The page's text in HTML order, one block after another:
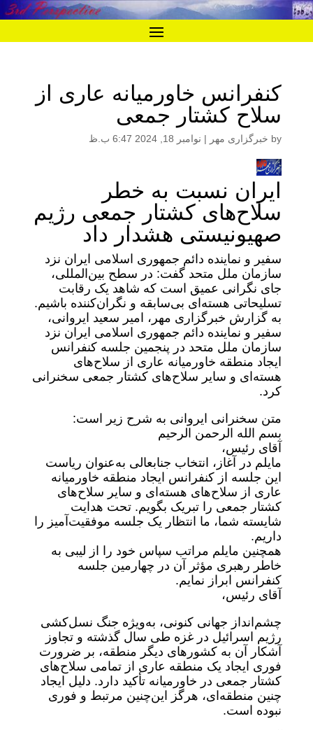
کنفرانس خاورمیانه عاری از
سلاح کشتار جمعی
by خبرگزاری مهر | نوامبر 18, 2024 6:47 ب.ظ
ایران نسبت به خطر
سلاح‌های کشتار جمعی رژیم
صهیونیستی هشدار داد
سفیر و نماینده دائم جمهوری اسلامی ایران نزد
سازمان ملل متحد گفت: در سطح بین‌المللی،
جای نگرانی عمیق است که شاهد یک رقابت
تسلیحاتی هسته‌ای بی‌سابقه و نگران‌کننده باشیم.
به گزارش خبرگزاری مهر، امیر سعید ایروانی،
سفیر و نماینده دائم جمهوری اسلامی ایران نزد
سازمان ملل متحد در پنجمین جلسه کنفرانس
ایجاد منطقه خاورمیانه عاری از سلاح‌های
هسته‌ای و سایر سلاح‌های کشتار جمعی سخنرانی
کرد.
متن سخنرانی ایروانی به شرح زیر است:
بسم الله الرحمن الرحیم
آقای رئیس،
مایلم در آغاز، انتخاب جنابعالی به‌عنوان ریاست
این جلسه از کنفرانس ایجاد منطقه خاورمیانه
عاری از سلاح‌های هسته‌ای و سایر سلاح‌های
کشتار جمعی را تبریک بگویم. تحت هدایت
شایسته شما، ما انتظار یک جلسه موفقیت‌آمیز را
داریم.
همچنین مایلم مراتب سپاس خود را از لیبی به
خاطر رهبری مؤثر آن در چهارمین جلسه
کنفرانس ابراز نمایم.
آقای رئیس،
چشم‌انداز جهانی کنونی، به‌ویژه جنگ نسل‌کشی
رژیم اسرائیل در غزه طی سال گذشته و تجاوز
آشکار آن به کشورهای دیگر منطقه، بر ضرورت
فوری ایجاد یک منطقه عاری از تمامی سلاح‌های
کشتار جمعی در خاورمیانه تأکید دارد. دلیل ایجاد
چنین منطقه‌ای، هرگز این‌چنین مرتبط و فوری
نبوده است.